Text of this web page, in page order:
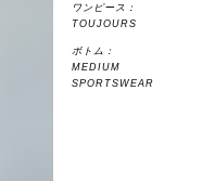
ワンピース：
TOUJOURS
ボトム：
MEDIUM
SPORTSWEAR